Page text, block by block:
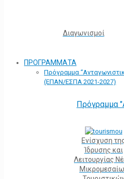
Διαγωνισμοί
ΠΡΟΓΡΑΜΜΑΤΑ
Πρόγραμμα
(ΕΠΑΝ/ΕΣΠΑ 2021-2027)
Πρόγραμμα
Ενίσχυση
Ίδρυσης και
Λειτουργίας